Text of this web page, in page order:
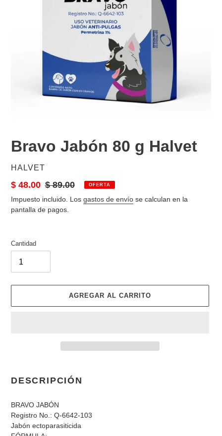
Bravo Jabón 80 g Halvet
PROVEEDOR
HALVET
Precio
de
venta
$ 48.00 Precio
habitual
$ 89.00 OFERTA
Impuesto incluido. Los gastos de envío se calculan en la
pantalla de pagos.
Cantidad
AGREGAR AL CARRITO
el
producto
tu
carrito
de
DESCRIPCIÓN
BRAVO JABÓN
Registro No.: Q-6642-103
Jabón ectoparasiticida